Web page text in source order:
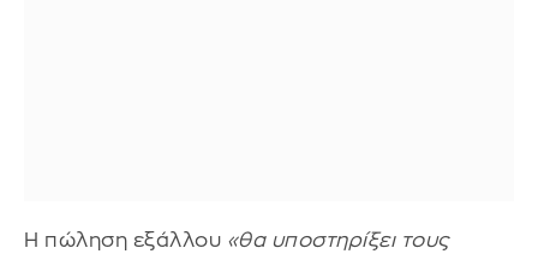
Η πώληση εξάλλου «θα υποστηρίξει τους